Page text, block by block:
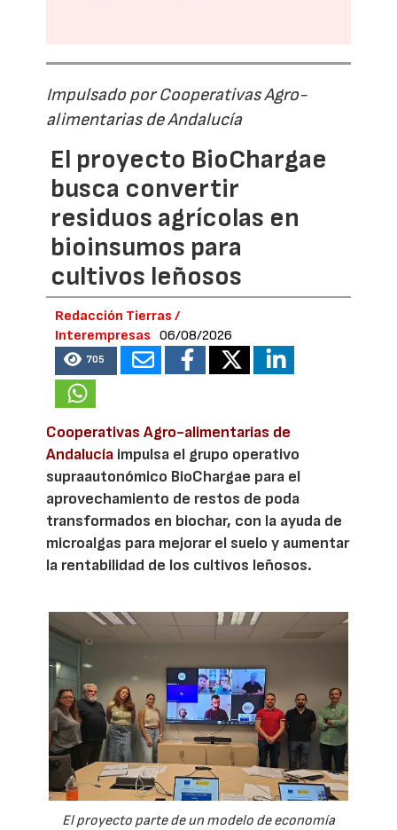
Impulsado por Cooperativas Agro-
alimentarias de Andalucía
El proyecto BioChargae
busca convertir
residuos agrícolas en
bioinsumos para
cultivos leñosos
Redacción Tierras /
Interempresas
06/08/2026
705
Cooperativas Agro-alimentarias de
Andalucía impulsa el grupo operativo
supraautonómico BioChargae para el
aprovechamiento de restos de poda
transformados en biochar, con la ayuda de
microalgas para mejorar el suelo y aumentar
la rentabilidad de los cultivos leñosos.
El proyecto parte de un modelo de economía